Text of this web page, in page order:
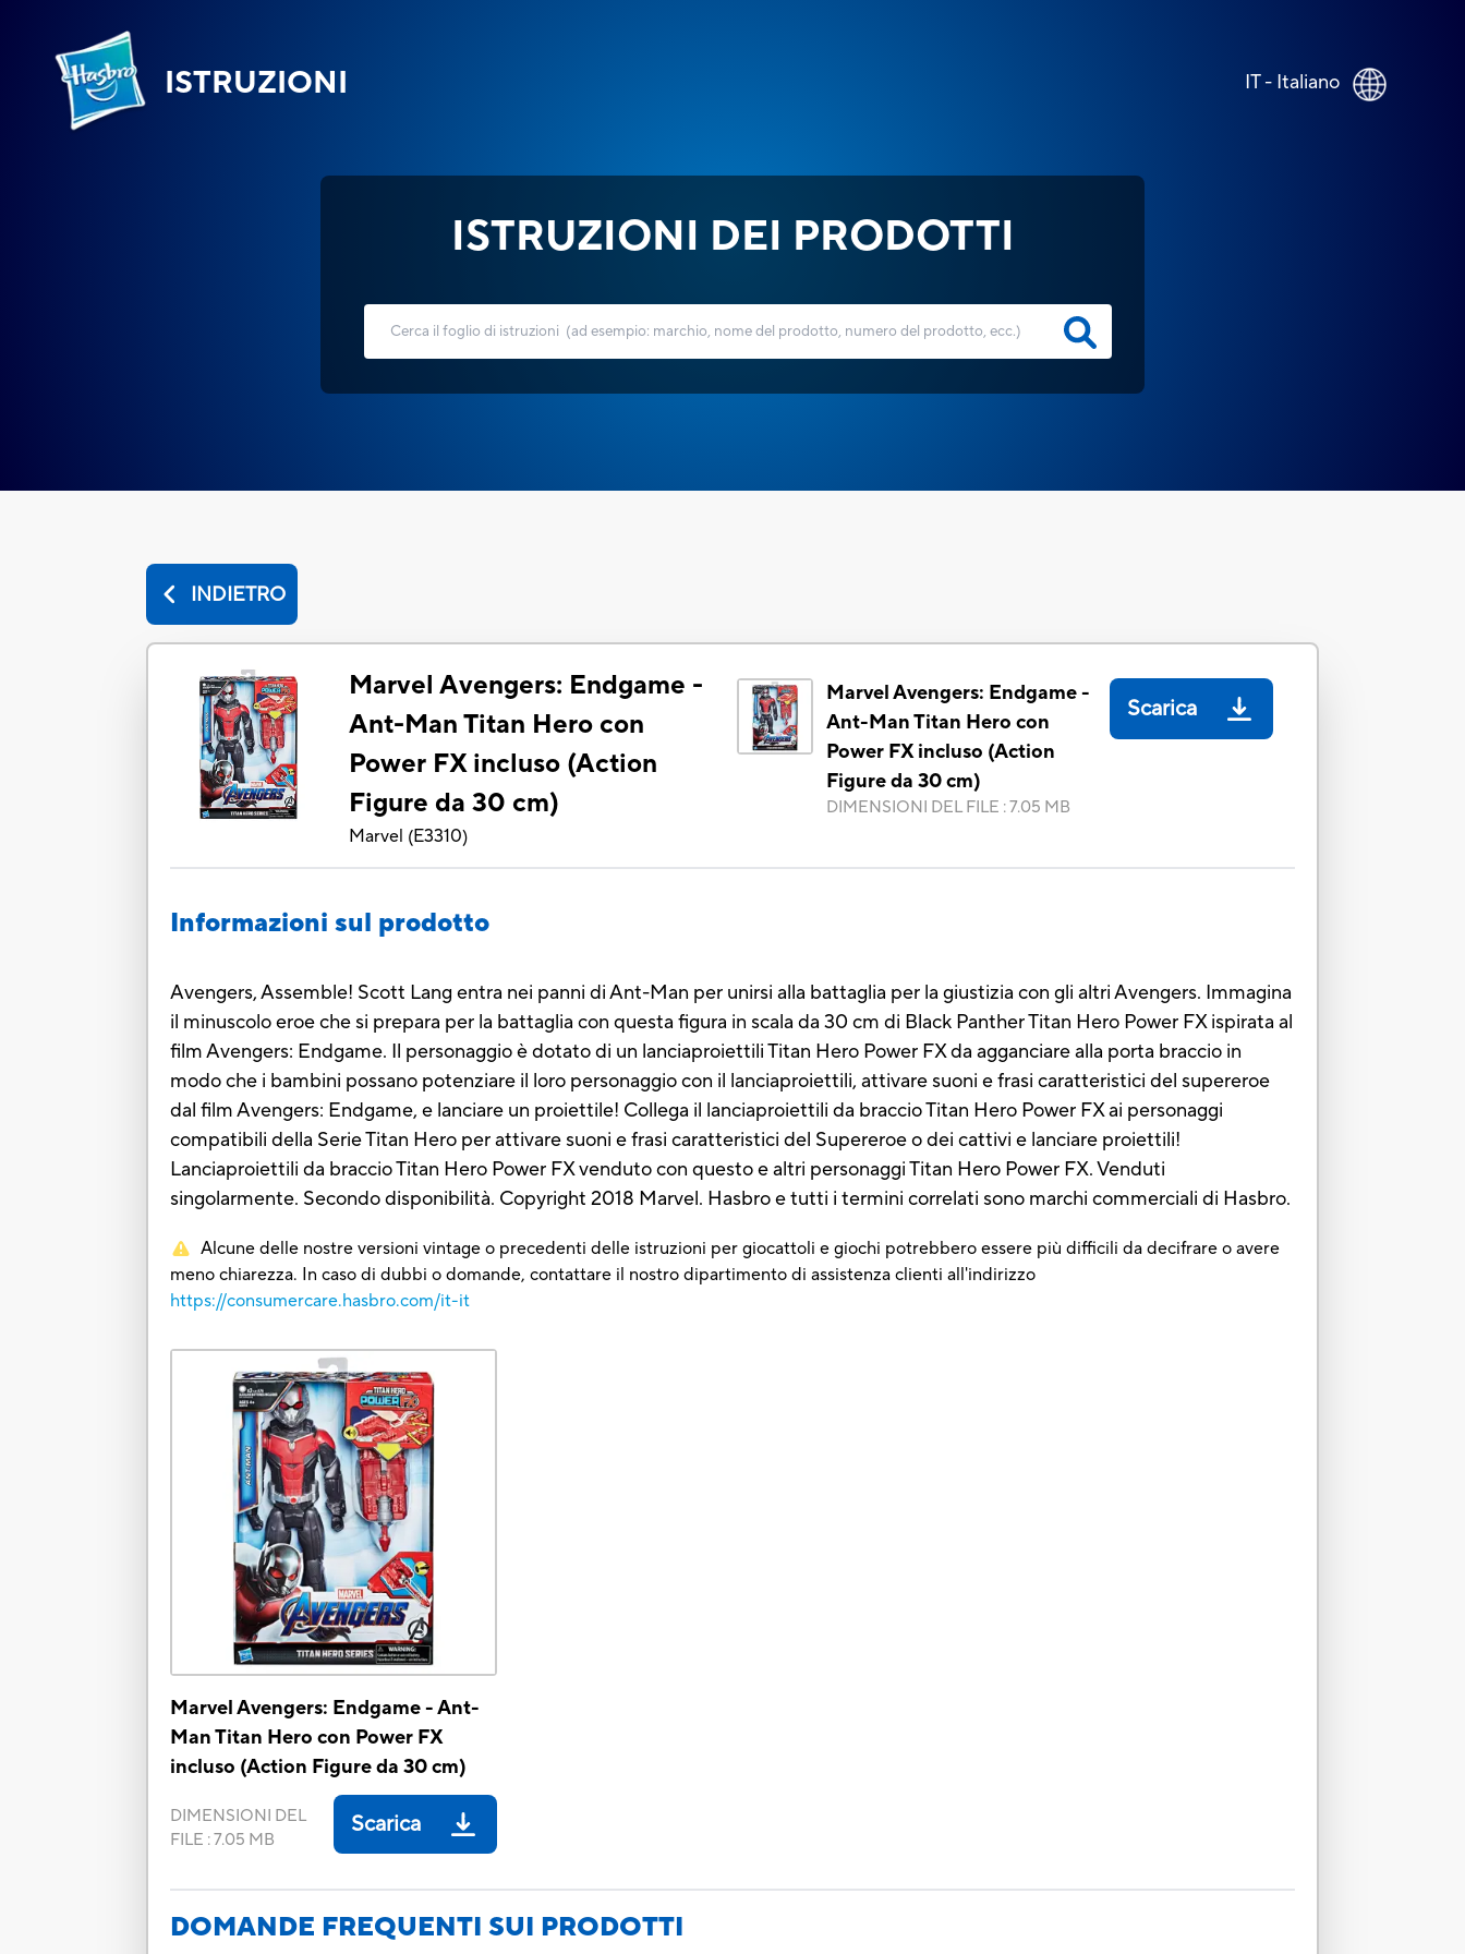
ISTRUZIONI IT - Italiano
ISTRUZIONI DEI PRODOTTI
INDIETRO
Marvel Avengers: Endgame -
Ant-Man Titan Hero con
Power FX incluso (Action
Figure da 30 cm)
Marvel (E3310)
Marvel Avengers: Endgame -
Ant-Man Titan Hero con
Power FX incluso (Action
Figure da 30 cm)
DIMENSIONI DEL FILE :7.05 MB
Scarica
Informazioni sul prodotto
Avengers, Assemble! Scott Lang entra nei panni di Ant-Man per unirsi alla battaglia per la giustizia con gli altri Avengers. Immagina
il minuscolo eroe che si prepara per la battaglia con questa figura in scala da 30 cm di Black Panther Titan Hero Power FX ispirata al
film Avengers: Endgame. Il personaggio è dotato di un lanciaproiettili Titan Hero Power FX da agganciare alla porta braccio in
modo che i bambini possano potenziare il loro personaggio con il lanciaproiettili, attivare suoni e frasi caratteristici del supereroe
dal film Avengers: Endgame, e lanciare un proiettile! Collega il lanciaproiettili da braccio Titan Hero Power FX ai personaggi
compatibili della Serie Titan Hero per attivare suoni e frasi caratteristici del Supereroe o dei cattivi e lanciare proiettili!
Lanciaproiettili da braccio Titan Hero Power FX venduto con questo e altri personaggi Titan Hero Power FX. Venduti
singolarmente. Secondo disponibilità. Copyright 2018 Marvel. Hasbro e tutti i termini correlati sono marchi commerciali di Hasbro.
Alcune delle nostre versioni vintage o precedenti delle istruzioni per giocattoli e giochi potrebbero essere più difficili da decifrare o avere
meno chiarezza. In caso di dubbi o domande, contattare il nostro dipartimento di assistenza clienti all'indirizzo
https://consumercare.hasbro.com/it-it
Marvel Avengers: Endgame - Ant-
Man Titan Hero con Power FX
incluso (Action Figure da 30 cm)
DIMENSIONI DEL
FILE :7.05 MB
Scarica
DOMANDE FREQUENTI SUI PRODOTTI